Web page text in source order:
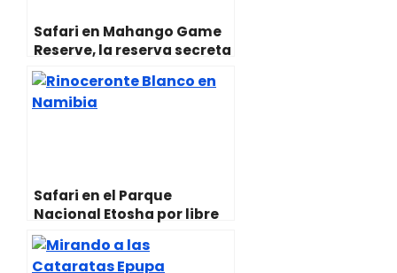
Safari en Mahango Game
Reserve, la reserva secreta
de Namibia
Safari en el Parque
Nacional Etosha por libre
(consejos y +)